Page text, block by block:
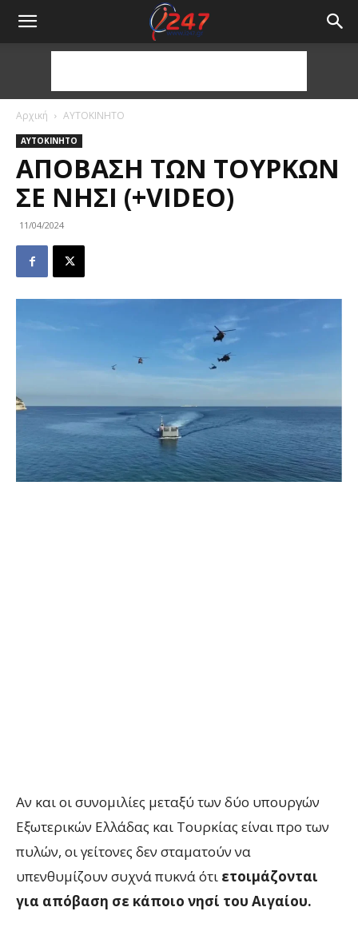
Αρχική ΑΥΤΟΚΙΝΗΤΟ
ΑΥΤΟΚΙΝΗΤΟ
ΑΠΌΒΑΣΗ ΤΩΝ ΤΟΎΡΚΩΝ
ΣΕ ΝΗΣΊ (+VIDEO)
11/04/2024
Αν και οι συνομιλίες μεταξύ των δύο υπουργών
Εξωτερικών Ελλάδας και Τουρκίας είναι προ των
πυλών, οι γείτονες δεν σταματούν να
υπενθυμίζουν συχνά πυκνά ότι ετοιμάζονται
για απόβαση σε κάποιο νησί του Αιγαίου.